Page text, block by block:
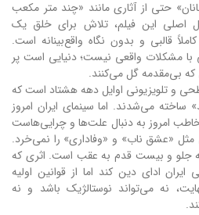
حتی از آثاری مانند «چند متر مکعب
این فیلم، تلاش برای خلق یک
قالبی و بدون نگاه واقع‌بینانه است.
با مشکلات واقعی نیست؛ دنیایی است پر
بی‌مقدمه گل می‌کنند.
و تلویزیونی اوایل دهه هشتاد است که
ساخته می‌شدند. اما سینمای ایران امروز
امروز به دنبال علت‌ها و چرایی‌هاست
«عشق ناب» و «وفاداری» را نمی‌خرد.
جلو و بیست قدم به عقب است. اثری که
ادای دین کند اما از قوانین اولیه
نه می‌تواند نوستالژیک باشد و نه